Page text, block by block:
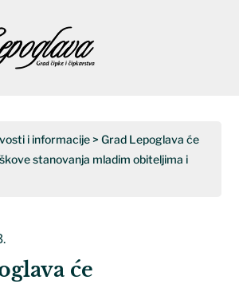
i informacije >Grad Lepoglava će
stanovanja mladim obiteljima i
će